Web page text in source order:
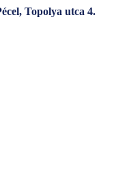
Topolya utca 4.